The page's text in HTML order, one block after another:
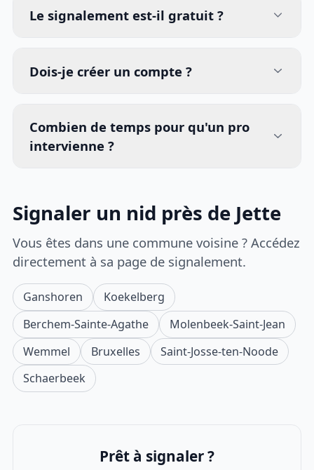
Le signalement est-il gratuit ?
Dois-je créer un compte ?
Combien de temps pour qu'un pro
intervienne ?
Signaler un nid près de Jette
Vous êtes dans une commune voisine ? Accédez
directement à sa page de signalement.
Ganshoren
Koekelberg
Berchem-Sainte-Agathe
Molenbeek-Saint-Jean
Wemmel
Bruxelles
Saint-Josse-ten-Noode
Schaerbeek
Prêt à signaler ?